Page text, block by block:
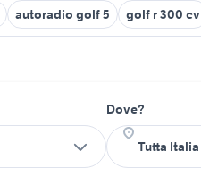
autoradio golf 5 golf r 300 cv
Dove?